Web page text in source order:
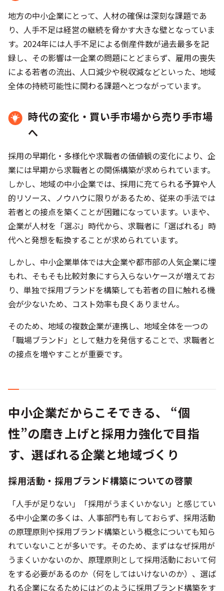
地方の中小企業にとって、人材の確保は深刻な課題であ
り、人手不足は経営の継続を脅かす大きな壁となっていま
す。2024年には人手不足による倒産件数が過去最多を記
録し、その影響は一企業の問題にとどまらず、雇用の喪失
による若者の流出、人口減少や税収減などといった、地域
全体の持続可能性に関わる課題へとつながっています。
時代の変化・買い手市場から売り手市場
へ
採用の早期化・多様化や求職者の価値観の変化により、企
業には早期から求職者との関係構築が求められています。
しかし、地域の中小企業では、採用に充てられる予算や人
的リソース、ノウハウに限りがあるため、従来の手法では
若者との接点を築くことが困難になっています。いまや、
企業が人材を「選ぶ」時代から、求職者に「選ばれる」時
代へと発想を転換することが求められています。
しかし、中小企業単体では大企業や都市部の人気企業に埋
もれ、そもそも比較対象にすら入らないケースが増えてお
り、単独で採用ブランドを構築しても若者の目に触れる機
会が少ないため、コスト効率も良くありません。
そのため、地域の複数企業が連携し、地域全体を一つの
「職場ブランド」として魅力を発信することで、求職者と
の接点を増やすことが重要です。
中小企業だからこそできる、 “個
性”の磨き上げと採用力強化で目指
す、選ばれる企業と地域づくり
採用活動・採用ブランド構築についての啓蒙
「人手が足りない」「採用がうまくいかない」と感じてい
る中小企業の多くは、人事部門も有しておらず、採用活動
の原理原則や採用ブランド構築という概念についても知ら
れていないことが多いです。そのため、まずはなぜ採用が
うまくいかないのか、原理原則として採用活動において何
をする必要があるのか（何をしてはいけないのか）、選ば
れる企業になるためにはどのように採用ブランド構築をす